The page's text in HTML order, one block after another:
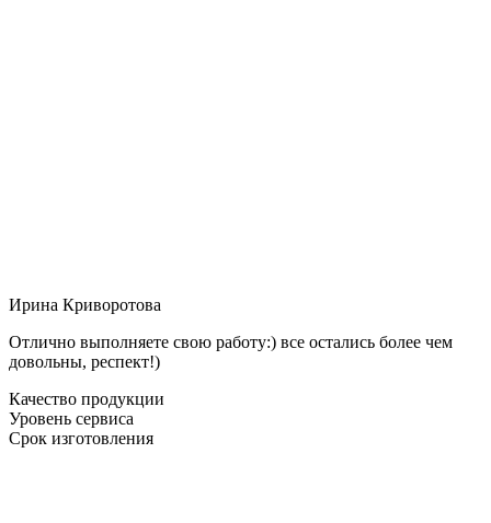
Ирина Криворотова
Отлично выполняете свою работу:) все остались более чем
довольны, респект!)
Качество продукции
Уровень сервиса
Срок изготовления